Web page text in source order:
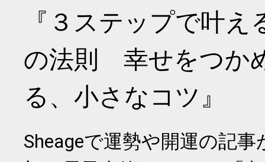
『３ステップで叶
の法則 幸せをつか
る、小さなコツ』
Sheageで運勢や開運の記